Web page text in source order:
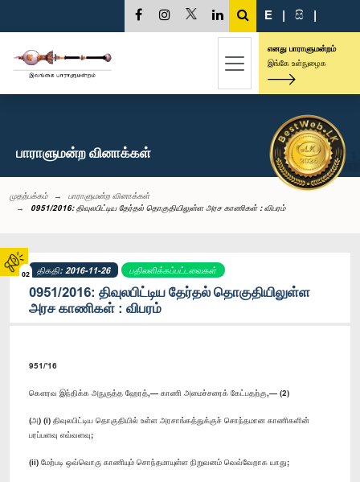
02
E | සි |
எனது பாராளுமன்றம்
இங்கே உள்நுழைக
பாராளுமன்ற வினாக்கள்
முதற்பக்கம்
பாராளுமன்ற வினாக்கள்
0951/2016: திவுலபிட்டிய தேர்தல் தொகுதியிலுள்ள அரச காணிகள் : விபரம்
திகதி: 2016-11-26 பதிலளிக்கப்பட்டவைகள்
0951/2016: திவுலபிட்டிய தேர்தல் தொகுதியிலுள்ள
அரச காணிகள் : விபரம்
951/'16
கௌரவ இந்திக்க அநுருத்த ஹேரத்,— காணி அமைச்சரைக் கேட்பதற்கு,— (2)
(அ) (i) திவுலபிட்டிய தொகுதியில் உள்ள அரசாங்கத்துக்குச் சொந்தமான காணிகளின்
பரப்பளவு எவ்வளவு;
(ii) மேற்படி ஒவ்வொரு காணியும் சொந்தமாயுள்ள நிறுவனம் வெவ்வேறாக யாது;